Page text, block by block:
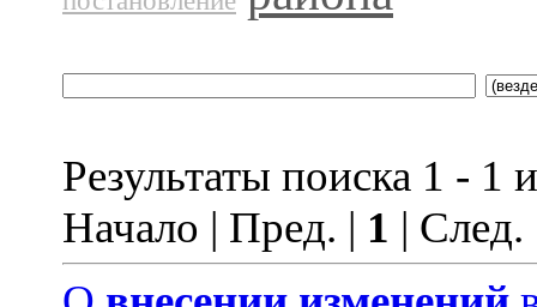
Результаты поиска 1 - 1
Начало | Пред. | 1 |